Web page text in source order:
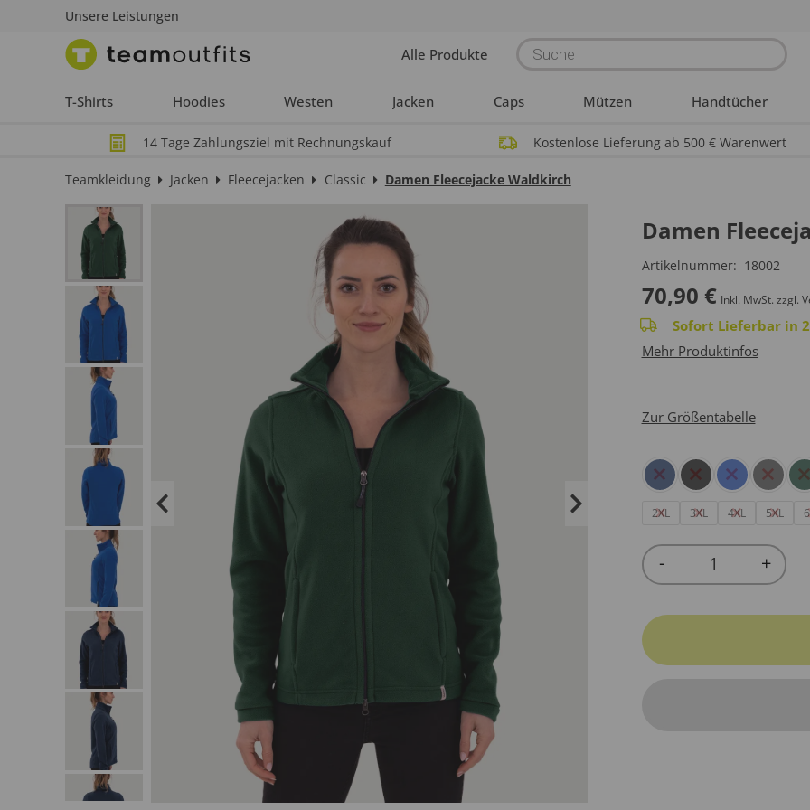
Unsere Leistungen
Alle Produkte Products
search
T-Shirts Hoodies Westen Jacken Caps Mützen Handtücher
14 Tage Zahlungsziel mit Rechnungskauf Kostenlose Lieferung ab 500 € Warenwert
Teamkleidung Jacken Fleecejacken Classic Damen Fleecejacke Waldkirch
Damen
Artikelnummer: 18002
70,90 € Inkl. MwSt. zzgl.
Sofort Lieferbar in
Mehr Produktinfos
Zur Größentabelle
2XL 3XL 4XL 5XL
Quantity
- +